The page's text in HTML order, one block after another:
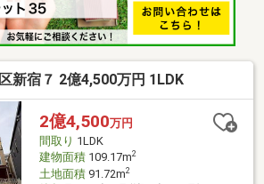
新宿７ 2億4,500万円 1LDK
2億4,500万円
間取り 1LDK
建物面積109.17m2
土地面積91.72m2